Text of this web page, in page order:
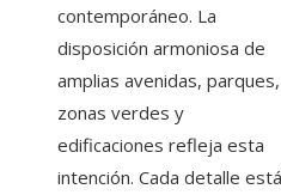
contemporáneo. La
disposición armoniosa de
amplias avenidas, parques,
zonas verdes y
edificaciones refleja esta
intención. Cada detalle está